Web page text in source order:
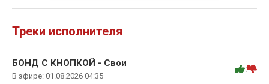
Треки исполнителя
БОНД С КНОПКОЙ - Свои
В эфире: 01.08.2026 04:35
: